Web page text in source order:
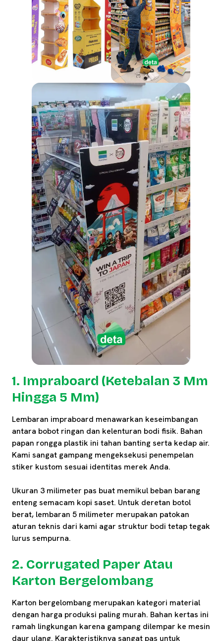
1. Impraboard (Ketebalan 3 Mm
Hingga 5 Mm)
Lembaran impraboard menawarkan keseimbangan
antara bobot ringan dan kelenturan bodi fisik. Bahan
papan rongga plastik ini tahan banting serta kedap air.
Kami sangat gampang mengeksekusi penempelan
stiker kustom sesuai identitas merek Anda.
Ukuran 3 milimeter pas buat memikul beban barang
enteng semacam kopi saset. Untuk deretan botol
berat, lembaran 5 milimeter merupakan patokan
aturan teknis dari kami agar struktur bodi tetap tegak
lurus sempurna.
2. Corrugated Paper Atau
Karton Bergelombang
Karton bergelombang merupakan kategori material
dengan harga produksi paling murah. Bahan kertas ini
ramah lingkungan karena gampang dilempar ke mesin
daur ulang. Karakteristiknya sangat pas untuk